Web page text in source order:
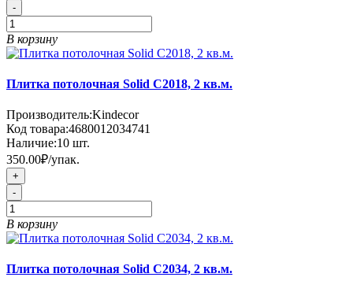
-
В корзину
Плитка потолочная Solid C2018, 2 кв.м.
Производитель:Kindecor
Код товара:4680012034741
Наличие:10 шт.
350.00₽/упак.
+
-
В корзину
Плитка потолочная Solid C2034, 2 кв.м.